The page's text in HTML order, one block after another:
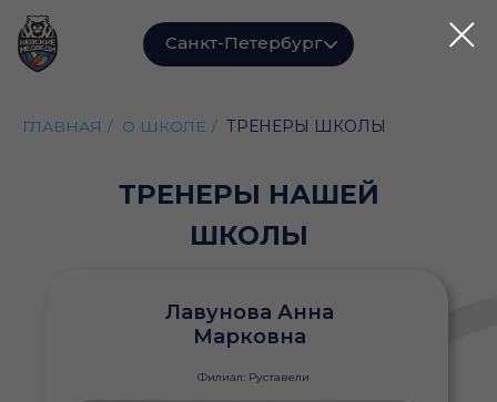
Санкт-Петербург
ГЛАВНАЯ / О ШКОЛЕ / ТРЕНЕРЫ ШКОЛЫ
ТРЕНЕРЫ НАШЕЙ
ШКОЛЫ
Лавунова Анна
Марковна
Филиал: Руставели